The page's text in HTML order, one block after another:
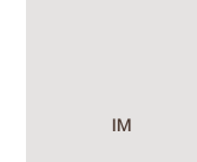
IM